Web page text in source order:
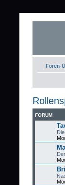
Foren-
FORUM